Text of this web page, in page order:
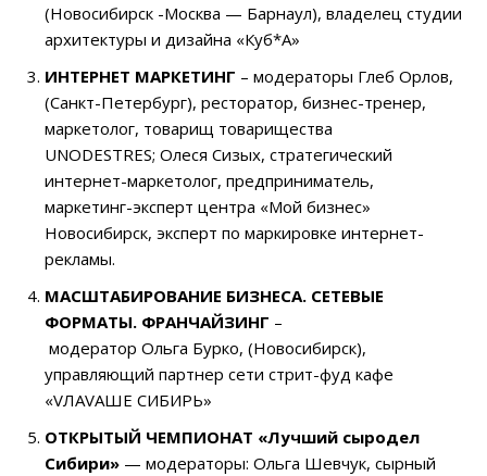
(Новосибирск -Москва — Барнаул), владелец студии
архитектуры и дизайна «Куб*А»
ИНТЕРНЕТ МАРКЕТИНГ – модераторы Глеб Орлов,
(Санкт-Петербург), ресторатор, бизнес-тренер,
маркетолог, товарищ товарищества
UNODESTRES; Олеся Сизых, стратегический
интернет-маркетолог, предприниматель,
маркетинг-эксперт центра «Мой бизнес»
Новосибирск, эксперт по маркировке интернет-
рекламы.
МАСШТАБИРОВАНИЕ БИЗНЕСА. СЕТЕВЫЕ
ФОРМАТЫ. ФРАНЧАЙЗИНГ –
модератор Ольга Бурко, (Новосибирск),
управляющий партнер сети стрит-фуд кафе
«VЛАVАШЕ СИБИРЬ»
ОТКРЫТЫЙ ЧЕМПИОНАТ «Лучший сыродел
Сибири» — модераторы: Ольга Шевчук, сырный